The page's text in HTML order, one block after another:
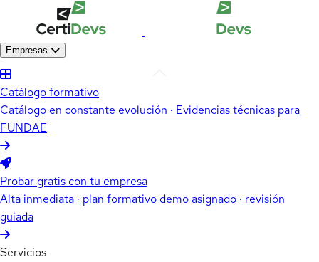
Empresas
Catálogo formativo
Catálogo en constante evolución · Evidencias técnicas para
FUNDAE
Probar gratis con tu empresa
Alta inmediata · plan formativo demo asignado · revisión
guiada
Servicios